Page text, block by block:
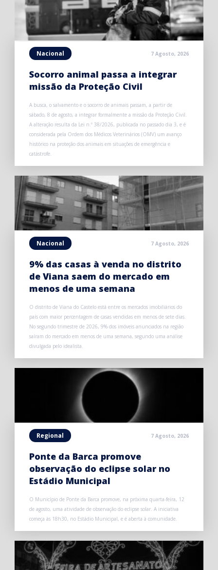
Nacional 7 Agosto, 2026
Socorro animal passa a integrar
missão da Proteção Civil
A busca, o salvamento e o socorro de animais passam, a partir de
sábado, 8 de agosto, a integrar formalmente a missão da Proteção Civil.
A alteração resulta da Lei n.º 38/2026, publicada no passado dia 3, e é
considerada pela Ordem dos Médicos Veterinários (OMV) um avanço
histórico na proteção dos animais em situações de emergência e
catástrofe.
Nacional 7 Agosto, 2026
9% das casas à venda no distrito
de Viana saem do mercado em
menos de uma semana
O distrito de Viana do Castelo está entre os mercados imobiliários do
país com maior percentagem de casas vendidas em menos de sete dias.
No segundo trimestre de 2026, 9% dos imóveis anunciados na região
saíram do mercado em menos de uma semana, segundo uma análise
divulgada pelo idealista.
Regional 7 Agosto, 2026
Ponte da Barca promove
observação do eclipse solar no
Estádio Municipal
O Município de Ponte da Barca promove, na próxima quarta-feira, 12
de agosto, uma atividade de observação do eclipse solar. A iniciativa
começa às 18h30, no Estádio Municipal, e é aberta à comunidade.